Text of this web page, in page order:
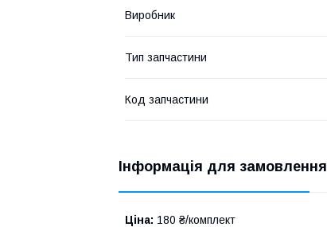
Виробник
Тип запчастини
Код запчастини
Інформація для замовлення
Ціна: 180 ₴/комплект